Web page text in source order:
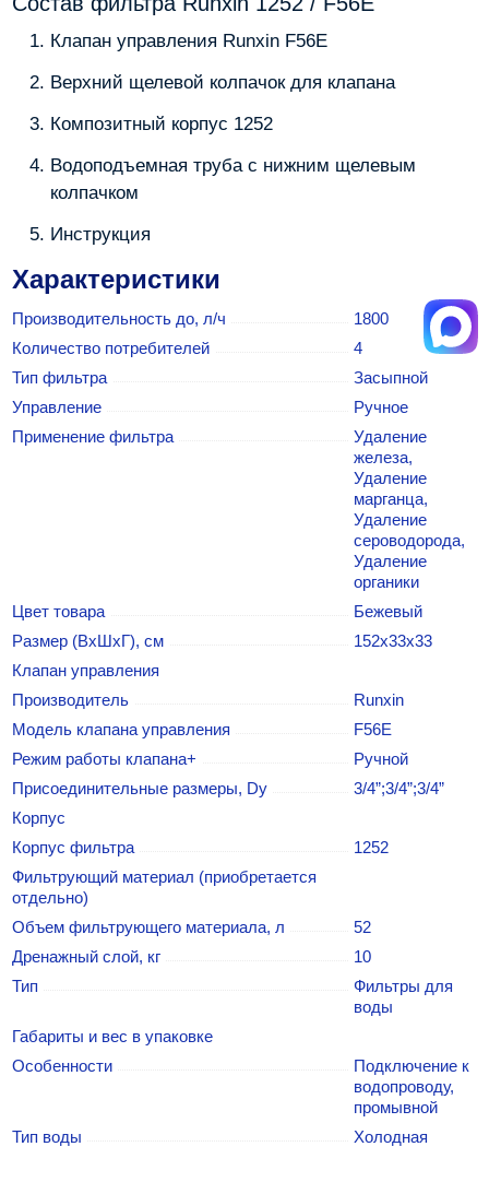
Клапан управления Runxin F56E
Верхний щелевой колпачок для клапана
Композитный корпус 1252
Водоподъемная труба с нижним щелевым
колпачком
Инструкция
Характеристики
Производительность до, л/ч
1800
Количество потребителей
4
Тип фильтра
Засыпной
Управление
Ручное
Применение фильтра
Удаление
железа,
Удаление
марганца,
Удаление
сероводорода,
Удаление
органики
Цвет товара
Бежевый
Размер (ВхШхГ), см
152х33х33
Клапан управления
Производитель
Runxin
Модель клапана управления
F56E
Режим работы клапана+
Ручной
Присоединительные размеры, Dу
3/4”;3/4”;3/4”
Корпус
Корпус фильтра
1252
Фильтрующий материал (приобретается
отдельно)
Объем фильтрующего материала, л
52
Дренажный слой, кг
10
Тип
Фильтры для
воды
Габариты и вес в упаковке
Особенности
Подключение к
водопроводу,
промывной
Тип воды
Холодная